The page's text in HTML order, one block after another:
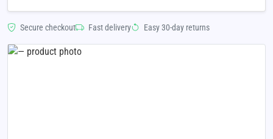
Secure checkout Fast delivery Easy 30-day returns